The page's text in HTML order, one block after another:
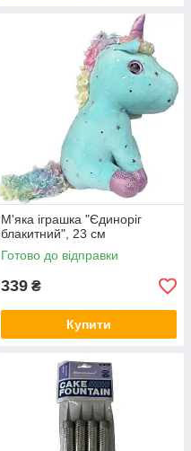
М'яка іграшка "Єдиноріг
блакитний", 23 см
Готово до відправки
339 ₴
Купити